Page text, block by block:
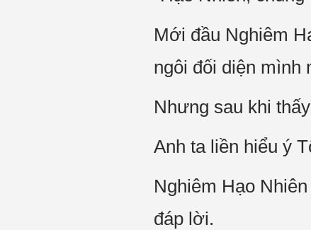
Mới đầu Nghiêm
ngôi đối diện mình
Nhưng sau khi
Anh ta liền hiểu ý
Nghiêm Hạo
đáp lời.